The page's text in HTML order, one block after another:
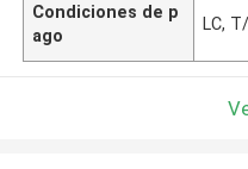
Condiciones de p
ago
LC,